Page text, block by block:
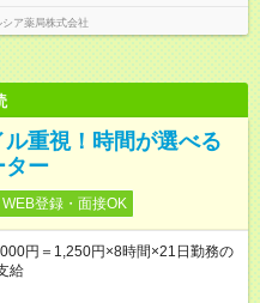
シア薬局株式会社
ル重視！時間が選べる
ター
WEB登録・面接OK
円＝1,250円×8時間×21日勤務の
給